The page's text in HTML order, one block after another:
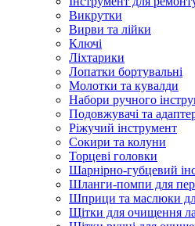
Викрутки
Вирви та лійки
Ключі
Ліхтарики
Лопатки бортувальні
Молотки та кувалди
Набори ручного
Подовжувачі та
Ріжучий інструмент
Сокири та колуни
Торцеві головки
Шарнірно-губцевий
Шланги-помпи для
Шприци та маслюки
Щітки для очищення